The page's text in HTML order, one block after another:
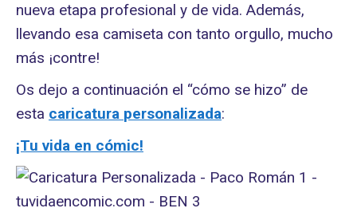
nueva etapa profesional y de vida. Además,
llevando esa camiseta con tanto orgullo, mucho
más ¡contre!
Os dejo a continuación el “cómo se hizo” de
esta caricatura personalizada:
¡Tu vida en cómic!